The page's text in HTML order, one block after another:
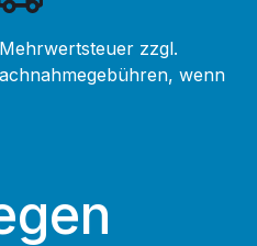
zzgl.
wenn